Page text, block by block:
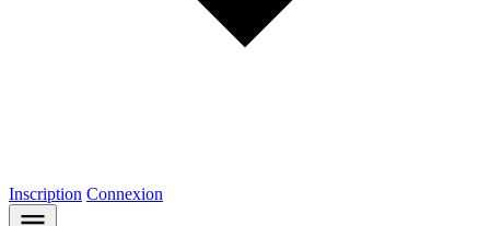
Inscription Connexion